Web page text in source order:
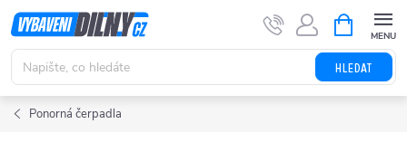
Přejít
na
obsah
HLEDAT
NÁKUPNÍ
KOŠÍK
Ponorná čerpadla